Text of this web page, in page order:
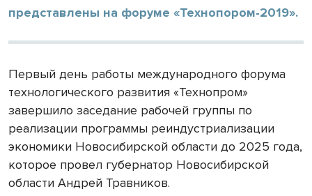
представлены на форуме «Технопором-2019».
Первый день работы международного форума
технологического развития «Технопром»
завершило заседание рабочей группы по
реализации программы реиндустриализации
экономики Новосибирской области до 2025 года,
которое провел губернатор Новосибирской
области Андрей Травников.